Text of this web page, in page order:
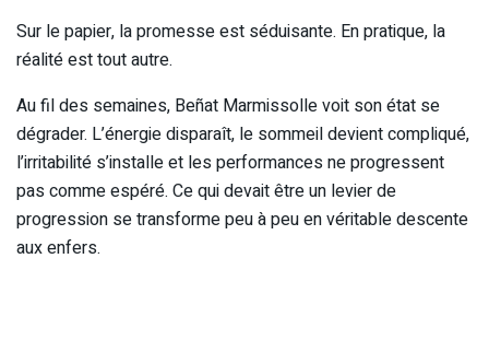
Sur le papier, la promesse est séduisante. En pratique, la
réalité est tout autre.
Au fil des semaines, Beñat Marmissolle voit son état se
dégrader. L’énergie disparaît, le sommeil devient compliqué,
l’irritabilité s’installe et les performances ne progressent
pas comme espéré. Ce qui devait être un levier de
progression se transforme peu à peu en véritable descente
aux enfers.